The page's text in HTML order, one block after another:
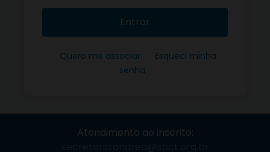
Entrar
Quero me associar
Esqueci minha
senha
Atendimento ao inscrito: